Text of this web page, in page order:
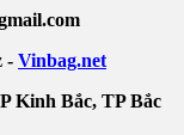
- Vinbag.net
Kinh Bắc, TP Bắc